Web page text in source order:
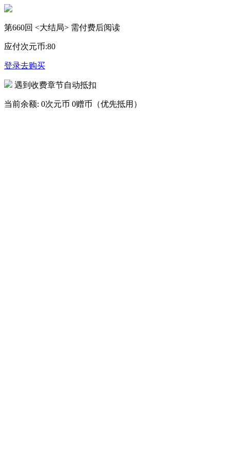
第660回 <大结局> 需付费后阅读
应付次元币:80
登录去购买
遇到收费章节自动抵扣
当前余额: 0次元币 0赠币（优先抵用）